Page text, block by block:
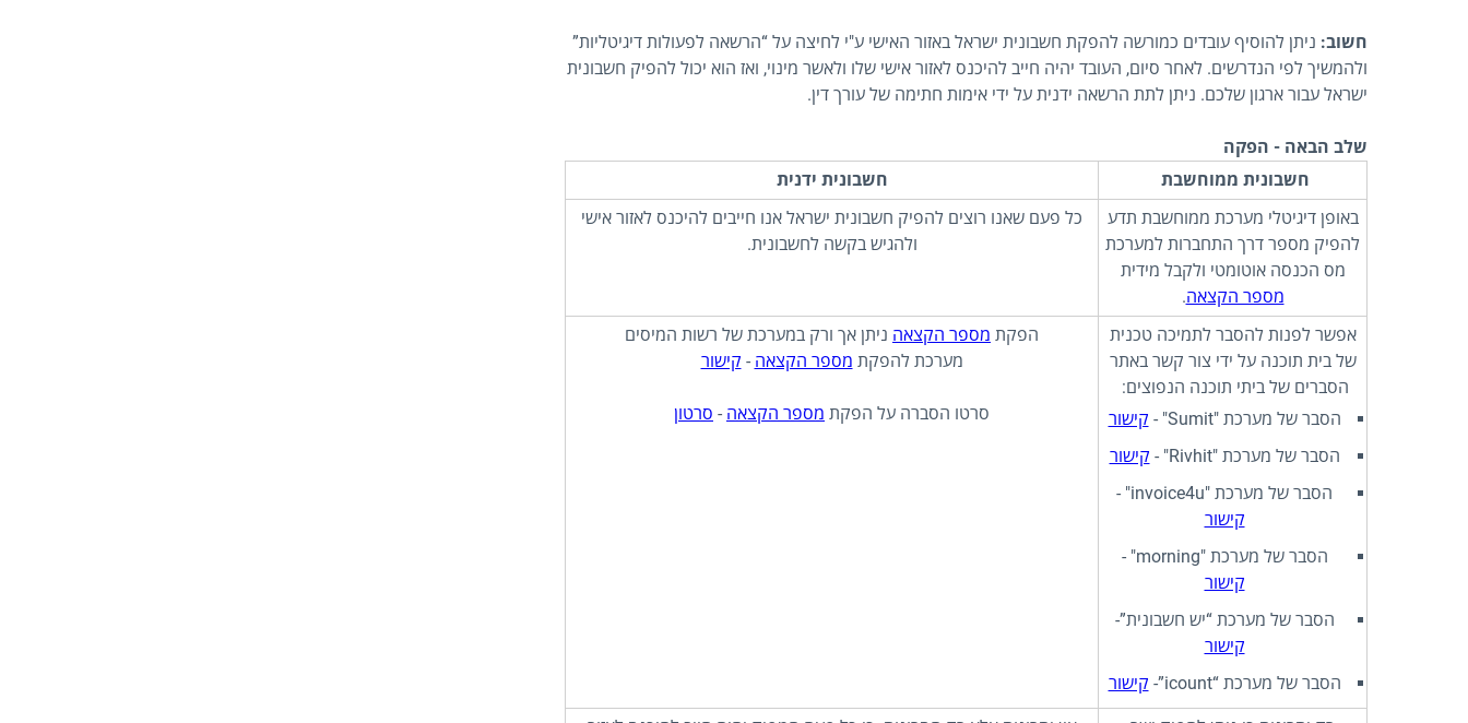
חשוב: ניתן להוסיף עובדים כמורשה להפקת חשבונית ישראל באזור האישי ע"י לחיצה על “הרשאה לפעולות דיגיטליות”
ולהמשיך לפי הנדרשים. לאחר סיום, העובד יהיה חייב להיכנס לאזור אישי שלו ולאשר מינוי, ואז הוא יכול להפיק חשבונית
ישראל עבור ארגון שלכם. ניתן לתת הרשאה ידנית על ידי אימות חתימה של עורך דין.
שלב הבאה - הפקה
חשבונית ממוחשבת
חשבונית ידנית
באופן דיגיטלי מערכת ממוחשבת תדע
להפיק מספר דרך התחברות למערכת
מס הכנסה אוטומטי ולקבל מידית
מספר הקצאה.
כל פעם שאנו רוצים להפיק חשבונית ישראל אנו חייבים להיכנס לאזור אישי
ולהגיש בקשה לחשבונית.
אפשר לפנות להסבר לתמיכה טכנית
של בית תוכנה על ידי צור קשר באתר
הסברים של ביתי תוכנה הנפוצים:
הסבר של מערכת "Sumit" -
קישור
הסבר של מערכת "Rivhit" -
קישור
הסבר של מערכת "invoice4u" -
קישור
הסבר של מערכת "morning" -
קישור
הסבר של מערכת “יש חשבונית”-
קישור
הסבר של מערכת “icount”-
קישור
הפקת מספר הקצאה ניתן אך ורק במערכת של רשות המיסים
מערכת להפקת מספר הקצאה - קישור
סרטו הסברה על הפקת מספר הקצאה - סרטון